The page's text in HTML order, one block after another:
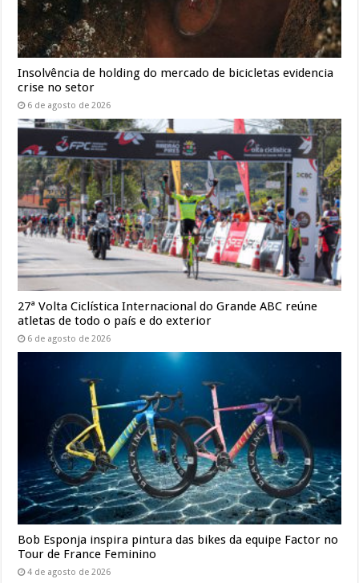
Insolvência de holding do mercado de bicicletas evidencia
crise no setor
6 de agosto de 2026
27ª Volta Ciclística Internacional do Grande ABC reúne
atletas de todo o país e do exterior
6 de agosto de 2026
Bob Esponja inspira pintura das bikes da equipe Factor no
Tour de France Feminino
4 de agosto de 2026